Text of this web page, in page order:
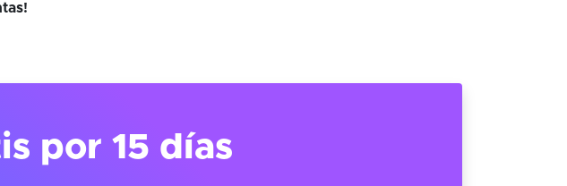
por 15 días